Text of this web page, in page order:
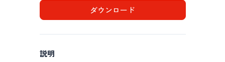
ダウンロード
説明